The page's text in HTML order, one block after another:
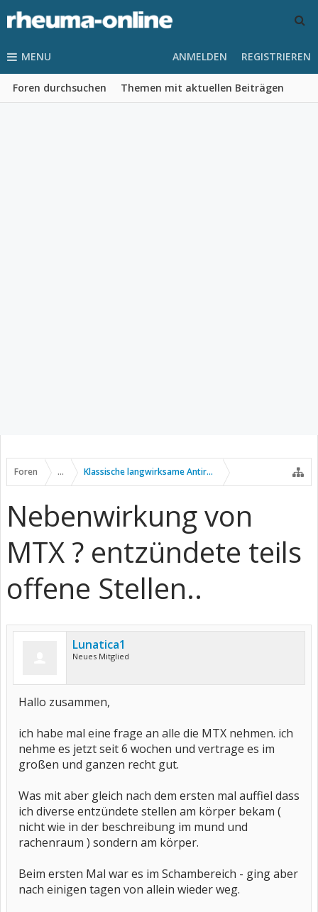
MENU
Foren durchsuchen Themen mit aktuellen Beiträgen
ANMELDEN REGISTRIEREN
Foren ... Klassische langwirksame Antirheumatika
Nebenwirkung von
MTX ? entzündete teils
offene Stellen..
Lunatica1
Neues Mitglied
Hallo zusammen,
ich habe mal eine frage an alle die MTX nehmen. ich
nehme es jetzt seit 6 wochen und vertrage es im
großen und ganzen recht gut.
Was mit aber gleich nach dem ersten mal auffiel dass
ich diverse entzündete stellen am körper bekam (
nicht wie in der beschreibung im mund und
rachenraum ) sondern am körper.
Beim ersten Mal war es im Schambereich - ging aber
nach einigen tagen von allein wieder weg.